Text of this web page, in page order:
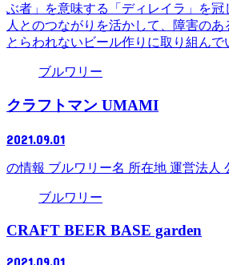
ぶ者」を意味する「ディレイラ」を冠
人とのつながりを活かして、障害の
とらわれないビール作りに取り組んで
ブルワリー
クラフトマン UMAMI
2021.09.01
の情報 ブルワリー名 所在地 運営法人
ブルワリー
CRAFT BEER BASE garden
2021.09.01